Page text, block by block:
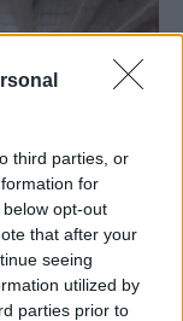
third parties, or
for
opt-out
that after your
seeing
utilized by
parties prior to